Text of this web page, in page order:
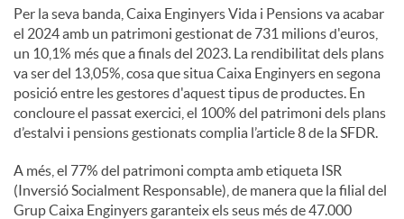
Per la seva banda, Caixa Enginyers Vida i Pensions va acabar
el 2024 amb un patrimoni gestionat de 731 milions d'euros,
un 10,1% més que a finals del 2023. La rendibilitat dels plans
va ser del 13,05%, cosa que situa Caixa Enginyers en segona
posició entre les gestores d'aquest tipus de productes. En
concloure el passat exercici, el 100% del patrimoni dels plans
d’estalvi i pensions gestionats complia l’article 8 de la SFDR.
A més, el 77% del patrimoni compta amb etiqueta ISR
(Inversió Socialment Responsable), de manera que la filial del
Grup Caixa Enginyers garanteix els seus més de 47.000